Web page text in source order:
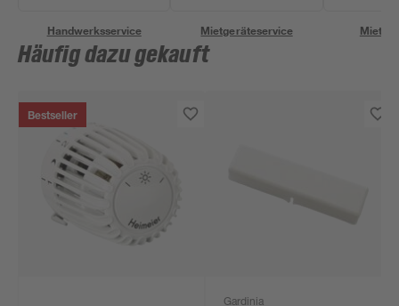
Handwerksservice Mietgeräteservice
Häufig dazu gekauft
Bestseller
Gardinia